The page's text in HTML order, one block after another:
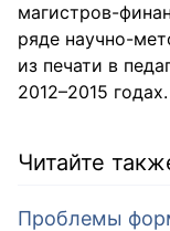
магистров-
ряде научно-
из печати в
2012–2015 годах.
Читайте
Проблемы